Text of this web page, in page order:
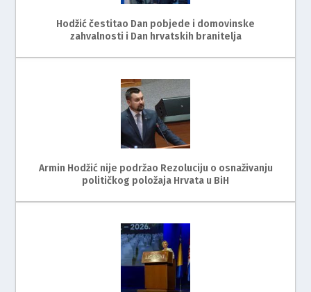
Hodžić čestitao Dan pobjede i domovinske
zahvalnosti i Dan hrvatskih branitelja
Armin Hodžić nije podržao Rezoluciju o osnaživanju
političkog položaja Hrvata u BiH